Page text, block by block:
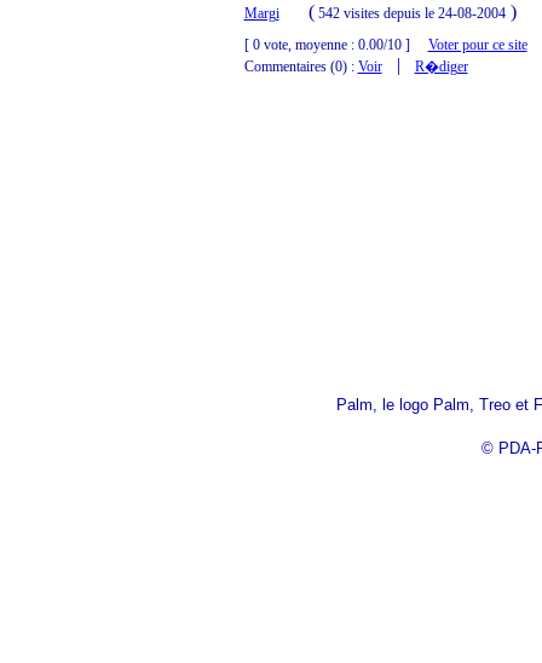
Margi( 542 visites depuis le 24-08-2004)
[ 0 vote, moyenne : 0.00/10 ] Voter pour ce site
Commentaires (0) : Voir| R�diger
Palm, le logo Palm, Treo et
© PDA-